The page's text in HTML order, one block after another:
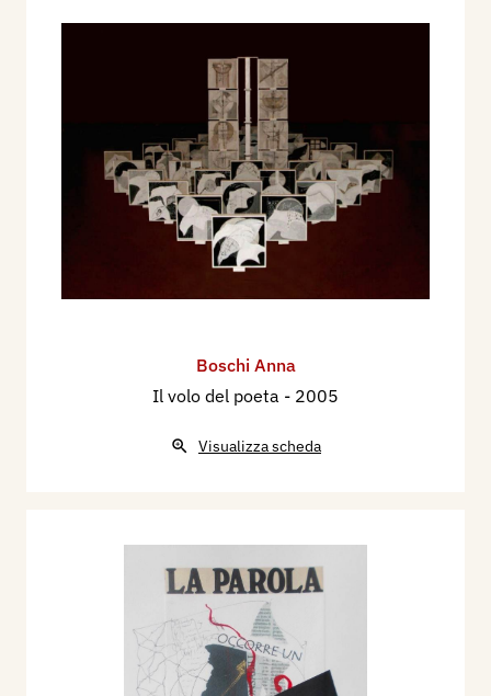
Boschi Anna
Il volo del poeta - 2005
Visualizza scheda